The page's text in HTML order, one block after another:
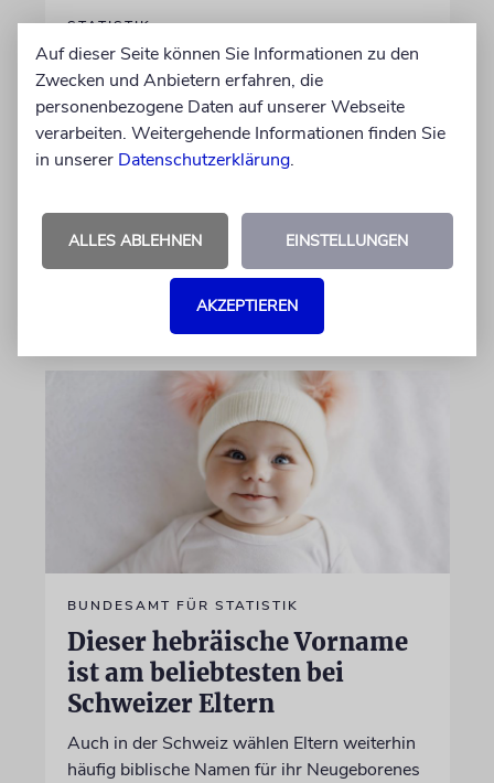
STATISTIK
Diese hebräischen
Vornamen in Österreich sind
am beliebtesten
Österreichische Eltern wählen gern Klassiker.
biblischen Ursprungs
von Nicole Dreyfus
BUNDESAMT FÜR STATISTIK
Dieser hebräische Vorname
ist am beliebtesten bei
Schweizer Eltern
Auch in der Schweiz wählen Eltern weiterhin
häufig biblische Namen für ihr Neugeborenes
Auf dieser Seite können Sie Informationen zu den
Zwecken und Anbietern erfahren, die
personenbezogene Daten auf unserer Webseite
verarbeiten. Weitergehende Informationen finden Sie
in unserer Datenschutzerklärung.
ALLES ABLEHNEN EINSTELLUNGEN
AKZEPTIEREN